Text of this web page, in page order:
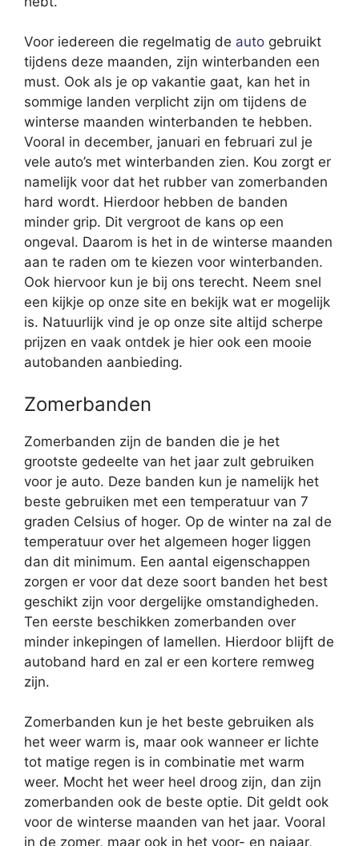
Voor iedereen die regelmatig de auto gebruikt
tijdens deze maanden, zijn winterbanden een
must. Ook als je op vakantie gaat, kan het in
sommige landen verplicht zijn om tijdens de
winterse maanden winterbanden te hebben.
Vooral in december, januari en februari zul je
vele auto’s met winterbanden zien. Kou zorgt er
namelijk voor dat het rubber van zomerbanden
hard wordt. Hierdoor hebben de banden
minder grip. Dit vergroot de kans op een
ongeval. Daarom is het in de winterse maanden
aan te raden om te kiezen voor winterbanden.
Ook hiervoor kun je bij ons terecht. Neem snel
een kijkje op onze site en bekijk wat er mogelijk
is. Natuurlijk vind je op onze site altijd scherpe
prijzen en vaak ontdek je hier ook een mooie
autobanden aanbieding.
Zomerbanden
Zomerbanden zijn de banden die je het
grootste gedeelte van het jaar zult gebruiken
voor je auto. Deze banden kun je namelijk het
beste gebruiken met een temperatuur van 7
graden Celsius of hoger. Op de winter na zal de
temperatuur over het algemeen hoger liggen
dan dit minimum. Een aantal eigenschappen
zorgen er voor dat deze soort banden het best
geschikt zijn voor dergelijke omstandigheden.
Ten eerste beschikken zomerbanden over
minder inkepingen of lamellen. Hierdoor blijft de
autoband hard en zal er een kortere remweg
zijn.
Zomerbanden kun je het beste gebruiken als
het weer warm is, maar ook wanneer er lichte
tot matige regen is in combinatie met warm
weer. Mocht het weer heel droog zijn, dan zijn
zomerbanden ook de beste optie. Dit geldt ook
voor de winterse maanden van het jaar. Vooral
in de zomer, maar ook in het voor- en najaar,